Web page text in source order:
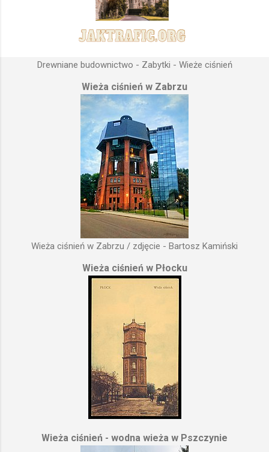
Drewniane budownictwo - Zabytki - Wieże ciśnień
Wieża ciśnień w Zabrzu
Wieża ciśnień w Zabrzu / zdjęcie - Bartosz Kamiński
Wieża ciśnień w Płocku
Wieża ciśnień - wodna wieża w Pszczynie